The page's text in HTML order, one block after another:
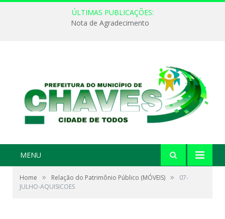
ÚLTIMAS PUBLICAÇÕES:
Nota de Agradecimento
MENU
Home » Relação do Patrimônio Público (MÓVEIS) »
07-
JULHO-AQUISICOES